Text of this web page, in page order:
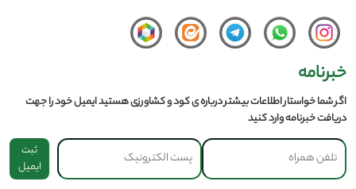
خبرنامه
اگر شما خواستار اطلاعات بیشتر درباره ی کود و کشاورزی هستید ایمیل خود را جهت
دریافت خبرنامه وارد کنید
ثبت
ایمیل